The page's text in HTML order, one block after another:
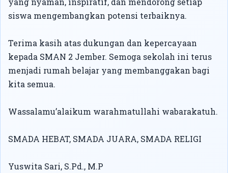
siswa mengembangkan potensi terbaiknya.
Terima kasih atas dukungan dan kepercayaan
kepada SMAN 2 Jember. Semoga sekolah ini terus
menjadi rumah belajar yang membanggakan bagi
kita semua.
Wassalamu’alaikum warahmatullahi wabarakatuh.
SMADA HEBAT, SMADA JUARA, SMADA RELIGI
Yuswita Sari, S.Pd., M.P